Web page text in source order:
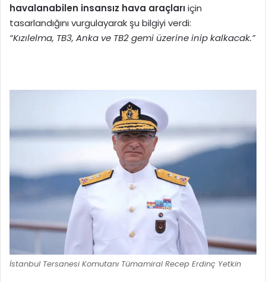
havalanabilen insansız hava araçlarıiçin
tasarlandığını vurgulayarak şu bilgiyi verdi:
“Kızılelma, TB3, Anka ve TB2 gemi üzerine inip kalkacak.”
İstanbul Tersanesi Komutanı Tümamiral Recep Erdinç Yetkin